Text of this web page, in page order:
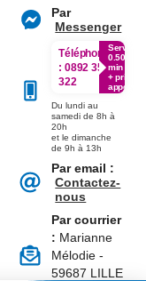
Par
Messenger
Téléphone
: 0892 350
322
Service
0.50€ /
min
+ prix
appel
Du lundi au
samedi de 8h à
20h
et le dimanche
de 9h à 13h
Par email :
Contactez-
nous
Par courrier
: Marianne
Mélodie -
59687 LILLE